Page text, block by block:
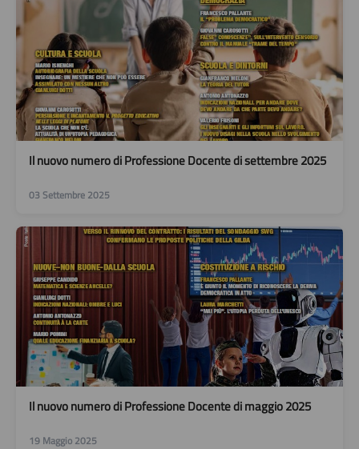
Il nuovo numero di Professione Docente di settembre 2025
03 Settembre 2025
Il nuovo numero di Professione Docente di maggio 2025
19 Maggio 2025